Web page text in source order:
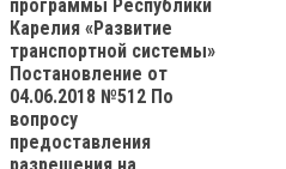
программы Республики
Карелия «Развитие
транспортной системы»
Постановление от
04.06.2018 №512 По
вопросу
предоставления